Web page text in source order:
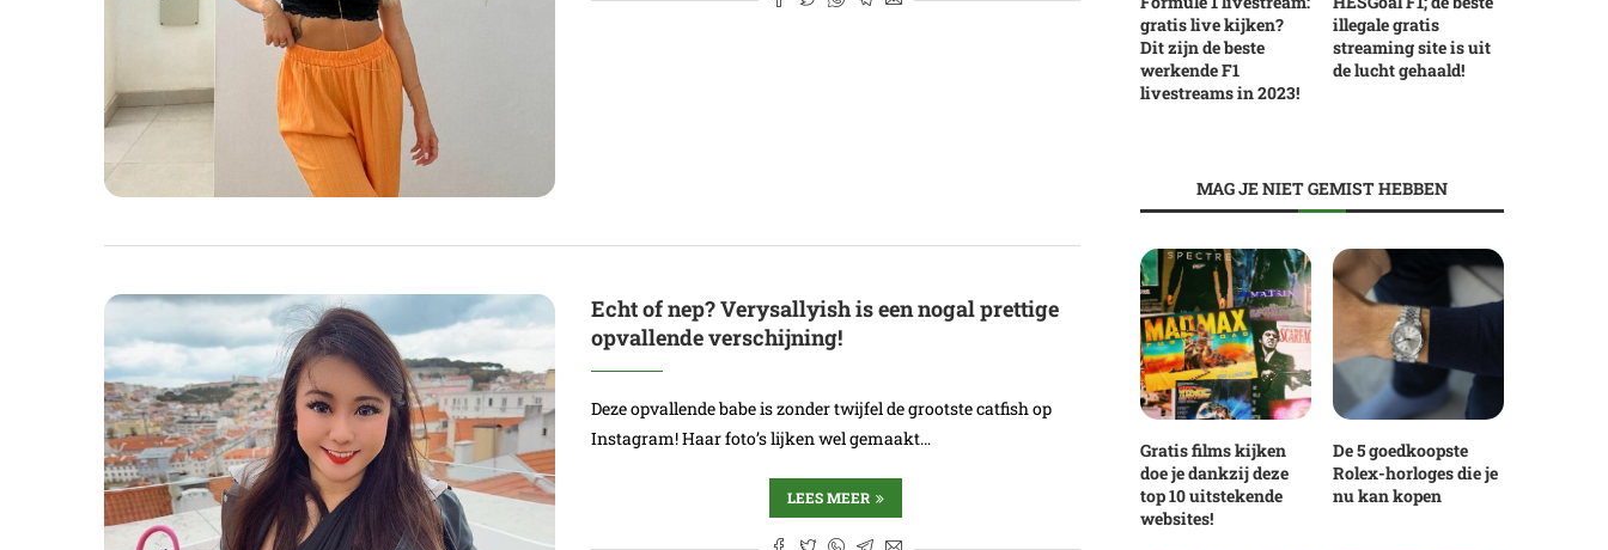
Echt of nep? Verysallyish is een nogal prettige
opvallende verschijning!
Deze opvallende babe is zonder twijfel de grootste catfish op
Instagram! Haar foto’s lijken wel gemaakt…
LEES MEER
gratis live kijken?
Dit zijn de beste
werkende F1
livestreams in 2023!
illegale gratis
streaming site is uit
de lucht gehaald!
MAG JE NIET GEMIST HEBBEN
Gratis films kijken
doe je dankzij deze
top 10 uitstekende
websites!
De 5 goedkoopste
Rolex-horloges die je
nu kan kopen